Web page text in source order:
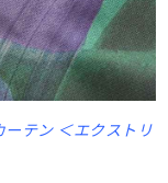
テン ＜エクストリ